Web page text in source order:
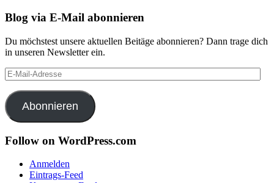
Blog via E-Mail abonnieren
Du möchstest unsere aktuellen Beitäge abonnieren? Dann trage dich
in unseren Newsletter ein.
E-
Mail-
Adresse
Abonnieren
Follow on WordPress.com
Anmelden
Eintrags-Feed